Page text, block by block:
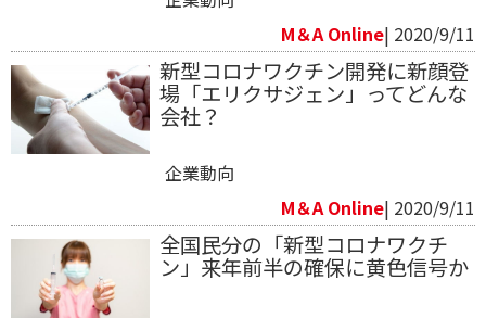
M＆A Online| 2020/9/11
新型コロナワクチン開発に新顔登
場「エリクサジェン」ってどんな
会社？
企業動向
M＆A Online| 2020/9/11
全国民分の「新型コロナワクチ
ン」来年前半の確保に黄色信号か